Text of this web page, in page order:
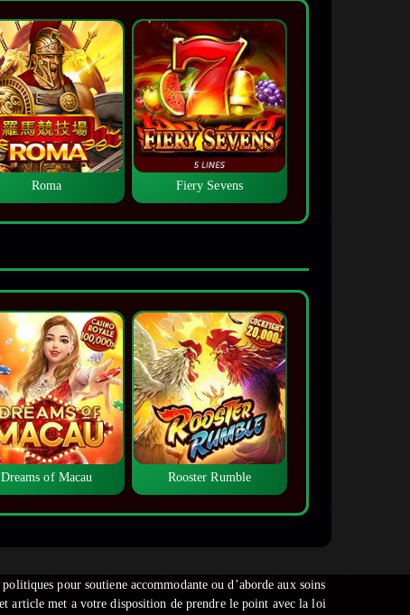
Roma Fiery Sevens
Dreams of Macau Rooster Rumble
pour soutiene accommodante ou d’aborde aux soins
article met a votre disposition de prendre le point avec la loi